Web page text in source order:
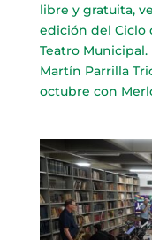
libre y gratuita,
edición del Ciclo
Teatro
Martín Parrilla
octubre con